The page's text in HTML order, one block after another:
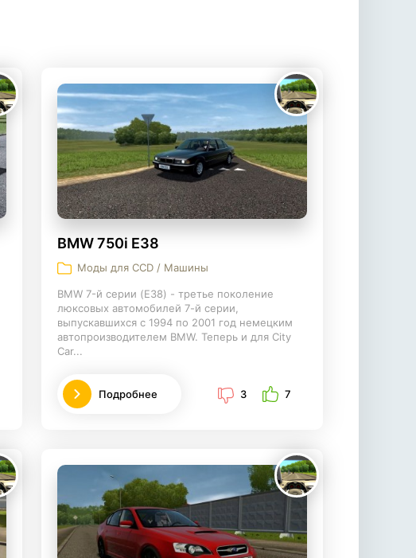
BMW 750i E38
Моды для CCD / Машины
BMW 7-й серии (E38) - третье поколение
люксовых автомобилей 7-й серии,
выпускавшихся с 1994 по 2001 год немецким
автопроизводителем BMW. Теперь и для City
Car...
Подробнее 3 7